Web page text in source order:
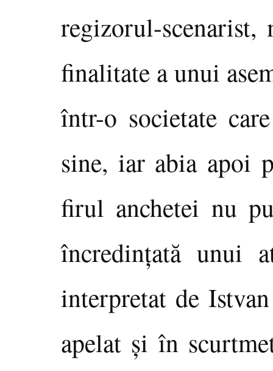
regizorul-
finalitate a unui
într-o societate
sine, iar abia apoi
firul anchetei nu
încredinţată unui
interpretat de
apelat şi în